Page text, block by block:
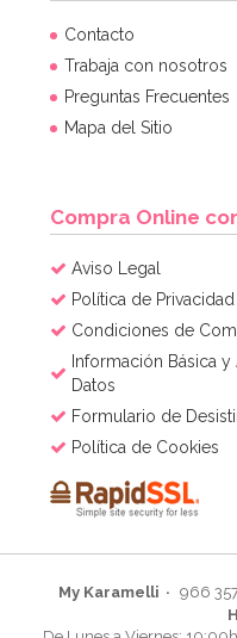
Pack de 50 globos de
Sempertex
Contacto
Trabaja con nosotros
Preguntas Frecuentes
Mapa del Sitio
Compra Online
Aviso Legal
Política de Privacidad
Condiciones de
Información Básica
Datos
Formulario de
Política de Cookies
My Karamelli 966